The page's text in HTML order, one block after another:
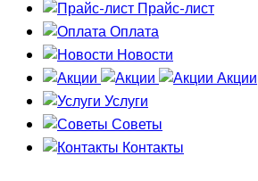
Прайс-лист
Оплата
Новости
Акции
Услуги
Советы
Контакты